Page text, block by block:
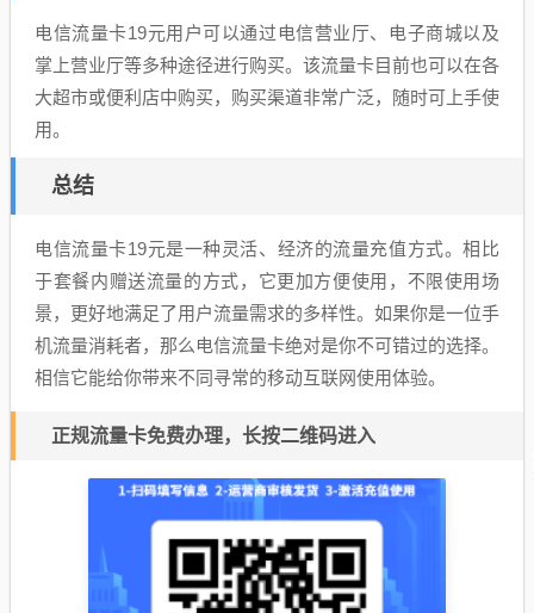
电信流量卡19元用户可以通过电信营业厅、电子商城以及
掌上营业厅等多种途径进行购买。该流量卡目前也可以在各
大超市或便利店中购买，购买渠道非常广泛，随时可上手使
用。
总结
电信流量卡19元是一种灵活、经济的流量充值方式。相比
于套餐内赠送流量的方式，它更加方便使用，不限使用场
景，更好地满足了用户流量需求的多样性。如果你是一位手
机流量消耗者，那么电信流量卡绝对是你不可错过的选择。
相信它能给你带来不同寻常的移动互联网使用体验。
正规流量卡免费办理，长按二维码进入